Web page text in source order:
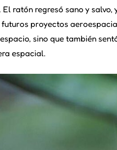
El ratón regresó sano y
proyectos
sino que también
espacial.